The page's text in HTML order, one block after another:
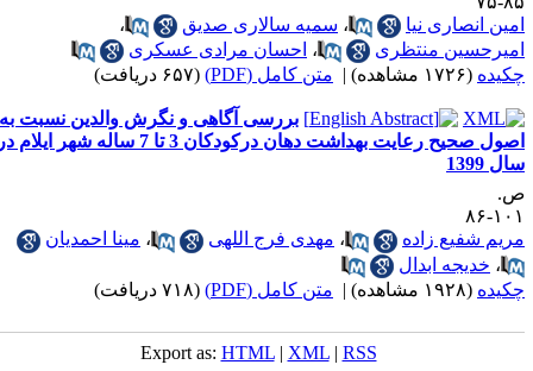
انصاری نیا
،سمیه سالاری صدیق
،
منتظری
،احسان مرادی عسکری
(۱۷۲۶ مشاهده) | متن کامل (PDF) (۶۵۷ دریافت)
بررسی آگاهی و نگرش والدین نسبت به
اصول صحیح رعایت بهداشت دهان درکودکان 3 تا 7 ساله شهر ایلام در
1399
۸۶
شفیع زاده
،مهدی فرج اللهی ،مینا احمدیان
،خدیجه ابدال
(۱۹۲۸ مشاهده) | متن کامل (PDF) (۷۱۸ دریافت)
Export as:HTML |XML|RSS